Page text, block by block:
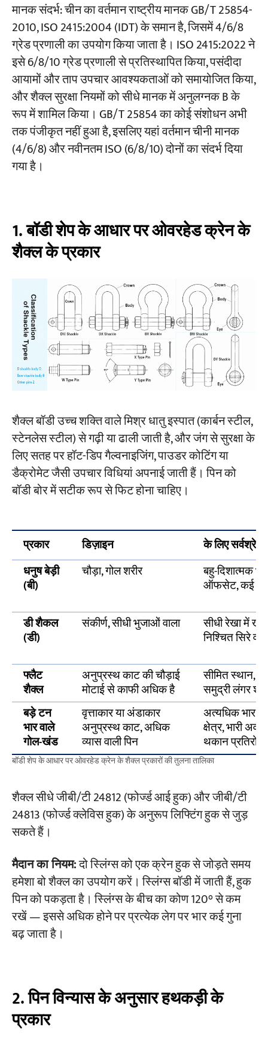
परियोजनाओं
ब्लॉग
समाचार
अनुप्रयोग
हमारे बारे में
संपर्क करें
नियम 4 — दो पैरों वाले स्लिंग कनेक्शन: केवल धनुष
शैक्ल
नियम 5 — वेल्डेड स्पेसर के बजाय स्पेसर वॉशर का
उपयोग करें
नियम 6 — भार के तहत पिन के घूर्णन को रोकें
नियम 7 — अस्थिर लोड कॉन्फ़िगरेशन से बचें
नियम 8 — महत्वपूर्ण इंस्टॉलेशन के लिए X-टाइप पिन
का उपयोग करें
नियम 11 — आवधिक निरीक्षण (अधिकतम 6 माह)
संदर्भित मानक (चीनी क्रेन मानकों के बारे में प्रश्न):
मानक संदर्भ: चीन का वर्तमान राष्ट्रीय मानक GB/T 25854-
2010, ISO 2415:2004 (IDT) के समान है, जिसमें 4/6/8
ग्रेड प्रणाली का उपयोग किया जाता है। ISO 2415:2022 ने
इसे 6/8/10 ग्रेड प्रणाली से प्रतिस्थापित किया, पसंदीदा
आयामों और ताप उपचार आवश्यकताओं को समायोजित किया,
और शैक्ल सुरक्षा नियमों को सीधे मानक में अनुलग्नक B के
रूप में शामिल किया। GB/T 25854 का कोई संशोधन अभी
तक पंजीकृत नहीं हुआ है, इसलिए यहां वर्तमान चीनी मानक
(4/6/8) और नवीनतम ISO (6/8/10) दोनों का संदर्भ दिया
गया है।
1. बॉडी शेप के आधार पर ओवरहेड क्रेन के
शैक्ल के प्रकार
शैक्ल बॉडी उच्च शक्ति वाले मिश्र धातु इस्पात (कार्बन स्टील,
स्टेनलेस स्टील) से गढ़ी या ढाली जाती है, और जंग से सुरक्षा के
लिए सतह पर हॉट-डिप गैल्वनाइजिंग, पाउडर कोटिंग या
डैक्रोमेट जैसी उपचार विधियां अपनाई जाती हैं। पिन को
बॉडी बोर में सटीक रूप से फिट होना चाहिए।
प्रकार डिज़ाइन
के लिए सर्वश्रेष्ठ
धनुष बेड़ी
(बी)
चौड़ा, गोल शरीर बहु-दिशात्मक
ऑफसेट, कई
डी शैकल
(डी)
संकीर्ण, सीधी भुजाओं वाला सीधी रेखा में
निश्चित सिरे
फ्लैट
शैक्ल
अनुप्रस्थ काट की चौड़ाई
मोटाई से काफी अधिक है
सीमित स्थान,
समुद्री लंगर
बड़े टन
भार वाले
गोल-खंड
वृत्ताकार या अंडाकार
अनुप्रस्थ काट, अधिक
व्यास वाली पिन
अत्यधिक भार
क्षेत्र, भारी
थकान प्रतिरोध
बॉडी शेप के आधार पर ओवरहेड क्रेन के शैक्ल प्रकारों की तुलना तालिका
शैक्ल सीधे जीबी/टी 24812 (फोर्ज्ड आई हुक) और जीबी/टी
24813 (फोर्ज्ड क्लेविस हुक) के अनुरूप लिफ्टिंग हुक से जुड़
सकते हैं।
मैदान का नियम:दो स्लिंग्स को एक क्रेन हुक से जोड़ते समय
हमेशा बो शैक्ल का उपयोग करें। स्लिंग्स बॉडी में जाती हैं, हुक
पिन को पकड़ता है। स्लिंग्स के बीच का कोण 120° से कम
रखें — इससे अधिक होने पर प्रत्येक लेग पर भार कई गुना
बढ़ जाता है।
2. पिन विन्यास के अनुसार हथकड़ी के
प्रकार